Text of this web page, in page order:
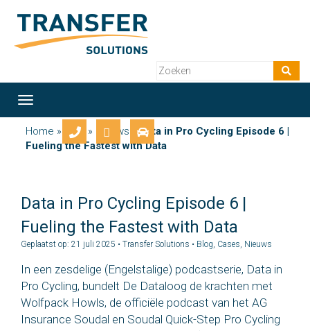
Toggle
navigation
Home » Blog » Nieuws »Data in Pro Cycling Episode 6 |
Fueling the Fastest with Data
Data in Pro Cycling Episode 6 |
Fueling the Fastest with Data
Geplaatst op: 21 juli 2025 • Transfer Solutions • Blog, Cases, Nieuws
In een zesdelige (Engelstalige) podcastserie, Data in
Pro Cycling, bundelt De Dataloog de krachten met
Wolfpack Howls, de officiële podcast van het AG
Insurance Soudal en Soudal Quick-Step Pro Cycling